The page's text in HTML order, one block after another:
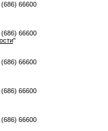
66600
66600
"
66600
66600
66600